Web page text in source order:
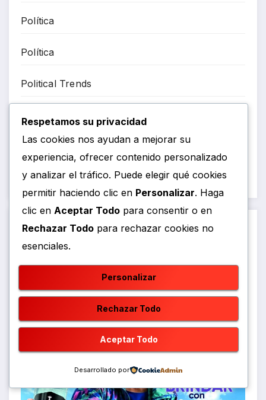
Política
Política
Political Trends
Society
Tecnología
Respetamos su privacidad
Las cookies nos ayudan a mejorar su
experiencia, ofrecer contenido personalizado
y analizar el tráfico. Puede elegir qué cookies
permitir haciendo clic en Personalizar. Haga
clic en Aceptar Todo para consentir o en
Rechazar Todo para rechazar cookies no
esenciales.
Personalizar
Rechazar Todo
Aceptar Todo
Desarrollado por